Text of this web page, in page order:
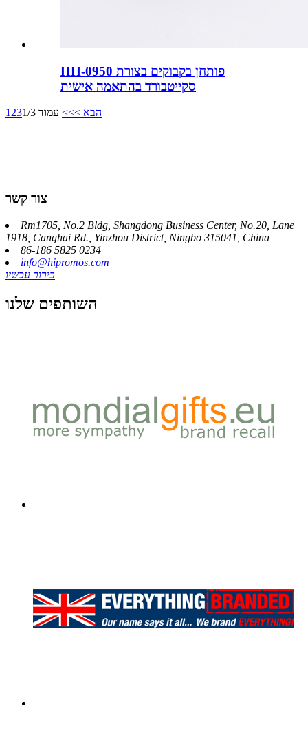
HH-0950 פותחן בקבוקים בצורת
סקייטבורד בהתאמה אישית
1 23 הבא >>> עמוד 1/3
צור קשר
Rm1705, No.2 Bldg, Shangdong Business Center, No.20, Lane
1918, Canghai Rd., Yinzhou District, Ningbo 315041, China
86-186 5825 0234
info@hipromos.com
בירור עכשיו
השותפים שלנו